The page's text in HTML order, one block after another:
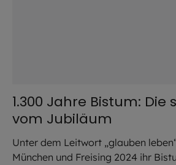
1.300 Jahre Bistum:
vom Jubiläum
Unter dem Leitwort „glauben
München und Freising 2024 ihr